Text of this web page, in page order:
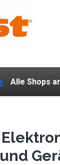
Alle Shops
und